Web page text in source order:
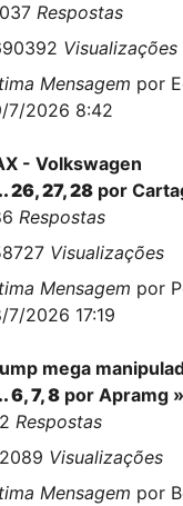
Respostas
Visualizações
Mensagem por
7/2026 8:42
- Volkswagen
26,27,28 por
Respostas
Visualizações
Mensagem por
7/2026 17:19
mega
6,7,8 por Apramg
Respostas
Visualizações
Mensagem por